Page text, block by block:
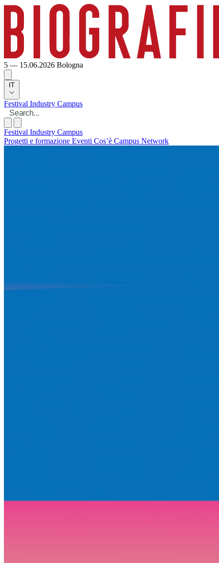
5 — 15.06.2026 Bologna
IT
Festival Industry Campus
Festival Industry Campus
Progetti e formazione Eventi Cos’è Campus Network